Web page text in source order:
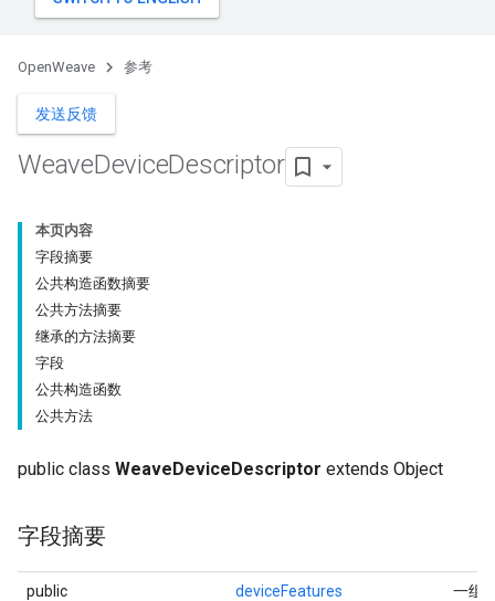
OpenWeave 参考
发送反馈
WeaveDeviceDescriptor
本页内容
字段摘要
公共构造函数摘要
公共方法摘要
继承的方法摘要
字段
公共构造函数
公共方法
public class WeaveDeviceDescriptor extends Object
字段摘要
public
deviceFeatures
一组